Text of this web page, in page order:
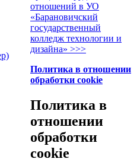
отношений в УО
«Барановичский
государственный
колледж технологии и
дизайна» >>>
Политика в отношении
обработки cookie
Политика в
отношении
обработки
cookie